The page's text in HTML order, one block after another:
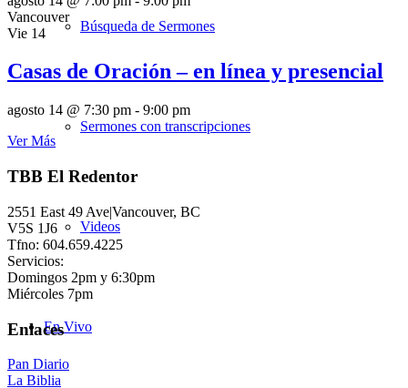
Búsqueda de Sermones
Sermones con transcripciones
Videos
En Vivo
Vancouver
Vie 14
Casas de Oración – en línea y presencial
agosto 14 @ 7:30 pm - 9:00 pm
Ver Más
TBB El Redentor
2551 East 49 Ave|Vancouver, BC
V5S 1J6
Tfno: 604.659.4225
Servicios:
Domingos 2pm y 6:30pm
Miércoles 7pm
Enlaces
Pan Diario
La Biblia